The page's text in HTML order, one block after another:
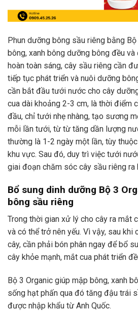
Phun dưỡng bông sầu riêng bằng
bông, xanh bông dưỡng bông đều
hoàn toàn sáng, cây sầu riêng cần
tiếp tục phát triển và nuôi dưỡng
cần bắt đầu tưới nước cho cây
cua dài khoảng 2-3 cm, là thời điểm
đầu, chỉ tưới nhẹ nhàng, tạo sương
mỗi lần tưới, từ từ tăng dần lượng
thường là 1-2 ngày một lần, tùy
khu vực. Sau đó, duy trì việc tưới
giai đoạn chăm sóc cây sầu riêng ra
Bổ sung dinh dưỡng Bộ 3
bông sầu riêng
Trong thời gian xử lý cho cây ra mắt
và có thể trở nên yếu. Vì vậy, sau khi
cây, cần phải bón phân ngay để bổ
cây khỏe mạnh, mắt cua phát triển
Bộ 3 Organic giúp mập bông, xanh
sống hạt phấn qua đó tăng đậu trái
được nhập khẩu từ Anh Quốc.